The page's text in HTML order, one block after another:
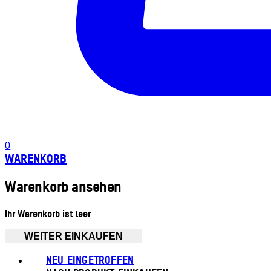
0
WARENKORB
Warenkorb ansehen
Ihr Warenkorb ist leer
WEITER EINKAUFEN
NEU EINGETROFFEN